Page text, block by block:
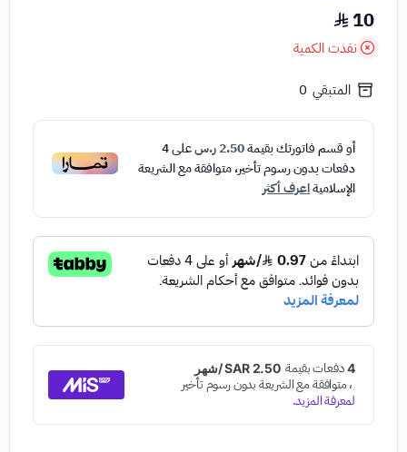
10
نفدت الكمية
المتبقي 0
أو قسم فاتورتك بقيمة2.50 ر.س على4
دفعات بدون رسوم تأخير، متوافقة مع الشريعة
الإسلاميةاعرف أكثر